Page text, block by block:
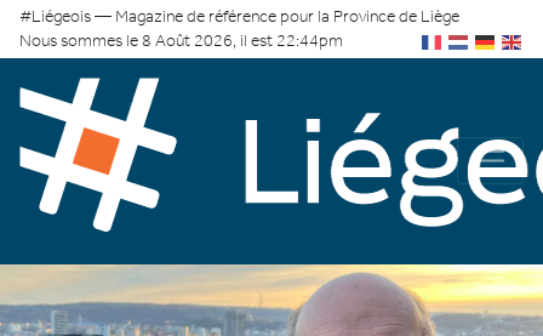
#Liégeois — Magazine de référence pour la Province de Liège
Nous sommes le 8 Août 2026, il est 22:44pm